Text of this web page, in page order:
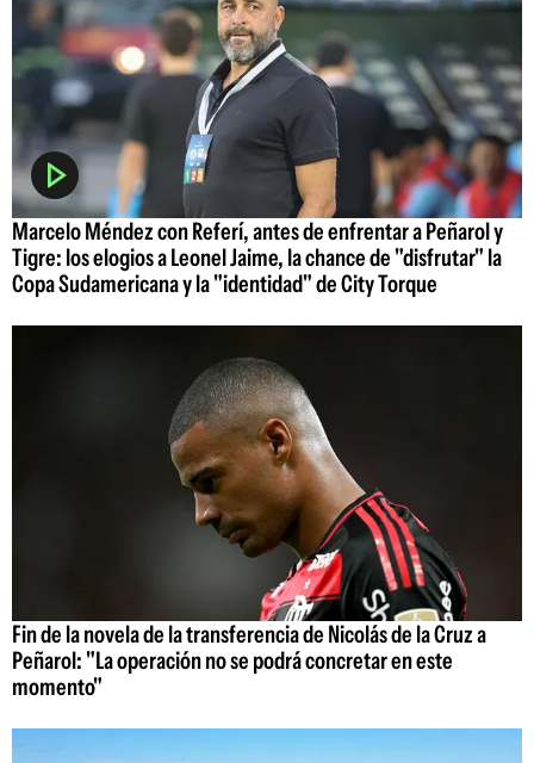
Marcelo Méndez con Referí, antes de enfrentar a Peñarol y
Tigre: los elogios a Leonel Jaime, la chance de "disfrutar" la
Copa Sudamericana y la "identidad" de City Torque
Fin de la novela de la transferencia de Nicolás de la Cruz a
Peñarol: "La operación no se podrá concretar en este
momento"